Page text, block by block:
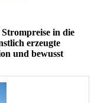
in die
erzeugte
und bewusst